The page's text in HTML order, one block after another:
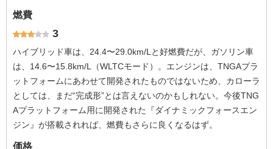
燃費
3
ハイブリッド車は、24.4〜29.0km/Lと好燃費だが、ガソリン車
は、14.6〜15.8km/L（WLTCモード）。エンジンは、TNGAプラ
ットフォームにあわせて開発されたものではないため、カローラ
としては、まだ“完成形”とは言えないのかもしれない。今後TNG
Aプラットフォーム用に開発された『ダイナミックフォースエン
ジン』が搭載されれば、燃費もさらに良くなるはず。
価格